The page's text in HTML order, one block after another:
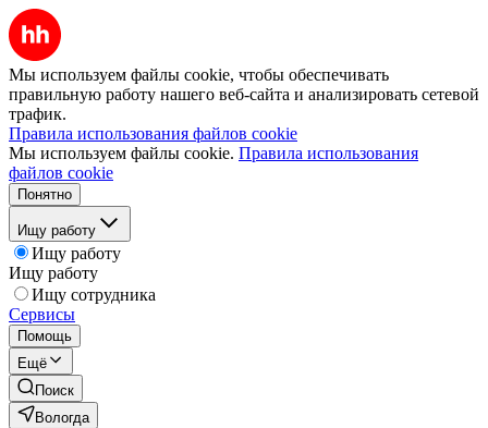
Мы используем файлы cookie, чтобы обеспечивать
правильную работу нашего веб-сайта и анализировать сетевой
трафик.
Правила использования файлов cookie
Мы используем файлы cookie. Правила использования
файлов cookie
Понятно
Ищу работу
Ищу работу
Ищу работу
Ищу сотрудника
Сервисы
Помощь
Ещё
Поиск
Вологда